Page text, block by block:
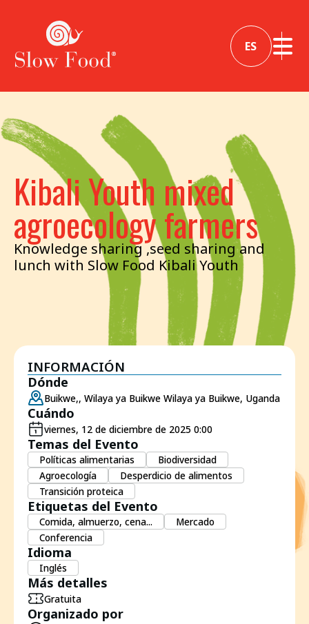
ES
Kibali Youth mixed
agroecology farmers
Knowledge sharing ,seed sharing and
lunch with Slow Food Kibali Youth
INFORMACIÓN
Dónde
Buikwe,, Wilaya ya Buikwe Wilaya ya Buikwe, Uganda
Cuándo
viernes, 12 de diciembre de 2025 0:00
Temas del Evento
Políticas alimentarias
Biodiversidad
Agroecología
Desperdicio de alimentos
Transición proteica
Etiquetas del Evento
Comida, almuerzo, cena...
Mercado
Conferencia
Idioma
Inglés
Más detalles
Gratuita
Organizado por